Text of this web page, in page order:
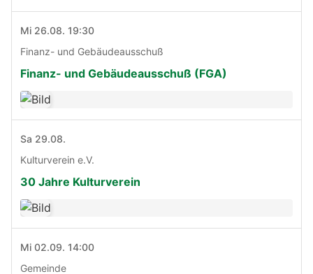
Mi 26.08. 19:30
Finanz- und Gebäudeausschuß
Finanz- und Gebäudeausschuß (FGA)
Sa 29.08.
Kulturverein e.V.
30 Jahre Kulturverein
Mi 02.09. 14:00
Gemeinde